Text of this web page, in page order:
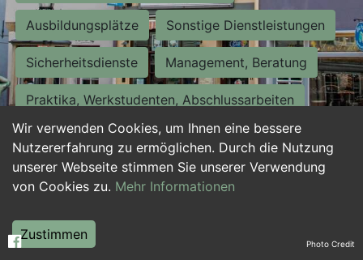
Wir verwenden Cookies, um Ihnen eine bessere
Nutzererfahrung zu ermöglichen. Durch die Nutzung
unserer Webseite stimmen Sie unserer Verwendung
von Cookies zu. Mehr Informationen
Zustimmen
Ausbildungsplätze Sonstige Dienstleistungen
Sicherheitsdienste Management, Beratung
Praktika, Werkstudenten, Abschlussarbeiten
Personalwesen Assistenz, Sekretariat
Hilfskräfte, Aushilfs- und Nebenjobs
Weiterbildung, Studium, duale Ausbildung Photo Credit